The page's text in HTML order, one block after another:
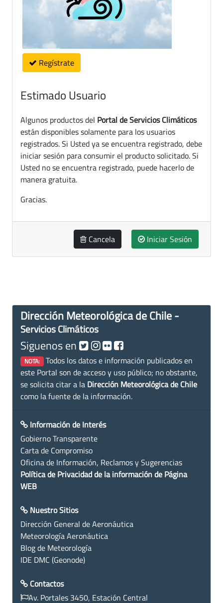
Regístrate
Estimado Usuario
Algunos productos del Portal de Servicios Climáticos
están disponibles solamente para los usuarios
registrados. Si Usted ya se encuentra registrado, debe
iniciar sesión para consumir el producto solicitado. Si
Usted no se encuentra registrado, puede hacerlo de
manera gratuita.
Gracias.
Cancela Iniciar Sesión
Dirección Meteorológica de Chile -
Servicios Climáticos
Siguenos en
NOTA: Todos los datos e información publicados en
este Portal son de acceso y uso público; no obstante,
se solicita citar a la Dirección Meteorológica de Chile
como la fuente de la información.
Información de Interés
Gobierno Transparente
Carta de Compromiso
Oficina de Información, Reclamos y Sugerencias
Política de Privacidad de la información de Página
WEB
Nuestro Sitios
Dirección General de Aeronáutica
Meteorología Aeronáutica
Blog de Meteorología
IDE DMC (Geonode)
Contactos
Av. Portales 3450, Estación Central